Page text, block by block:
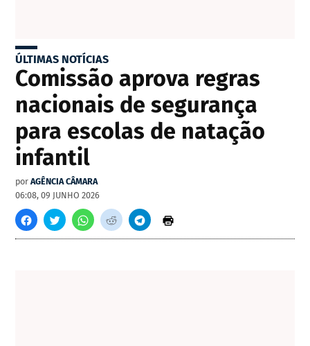
ÚLTIMAS NOTÍCIAS
Comissão aprova regras
nacionais de segurança
para escolas de natação
infantil
por AGÊNCIA CÂMARA
06:08, 09 JUNHO 2026